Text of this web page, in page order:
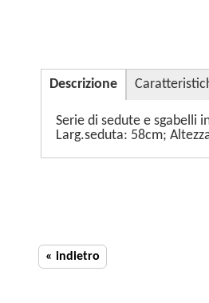
Descrizione
Serie di sedute e sgabelli
Larg.seduta: 58cm;
« indietro